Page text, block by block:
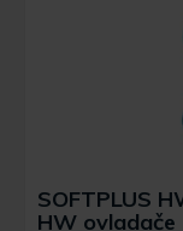
SOFTPLUS
HW ovladače